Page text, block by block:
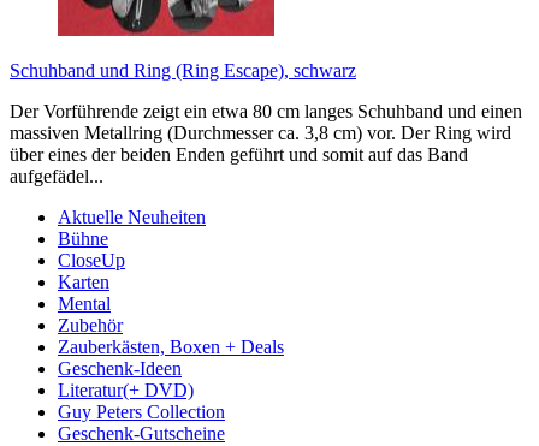
Schuhband und Ring (Ring Escape), schwarz
Der Vorführende zeigt ein etwa 80 cm langes Schuhband und einen
massiven Metallring (Durchmesser ca. 3,8 cm) vor. Der Ring wird
über eines der beiden Enden geführt und somit auf das Band
aufgefädel...
Aktuelle Neuheiten
Bühne
CloseUp
Karten
Mental
Zubehör
Zauberkästen, Boxen + Deals
Geschenk-Ideen
Literatur(+ DVD)
Guy Peters Collection
Geschenk-Gutscheine